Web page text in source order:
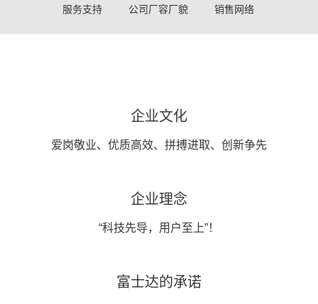
服务支持 公司厂容厂貌 销售网络
企业文化
爱岗敬业、优质高效、拼搏进取、创新争先
企业理念
“科技先导，用户至上”！
富士达的承诺